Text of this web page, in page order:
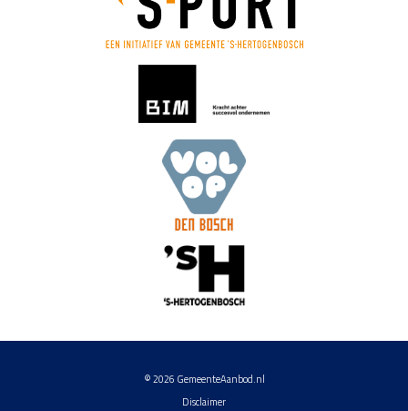
© 2026 GemeenteAanbod.nl
Disclaimer